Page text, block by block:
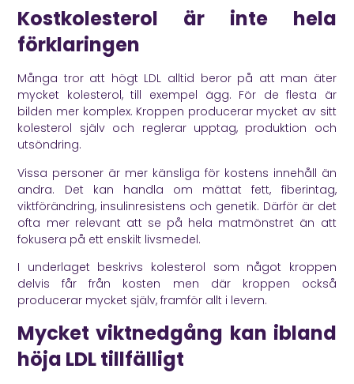
Kostkolesterol är inte hela
förklaringen
Många tror att högt LDL alltid beror på att man äter
mycket kolesterol, till exempel ägg. För de flesta är
bilden mer komplex. Kroppen producerar mycket av sitt
kolesterol själv och reglerar upptag, produktion och
utsöndring.
Vissa personer är mer känsliga för kostens innehåll än
andra. Det kan handla om mättat fett, fiberintag,
viktförändring, insulinresistens och genetik. Därför är det
ofta mer relevant att se på hela matmönstret än att
fokusera på ett enskilt livsmedel.
I underlaget beskrivs kolesterol som något kroppen
delvis får från kosten men där kroppen också
producerar mycket själv, framför allt i levern.
Mycket viktnedgång kan ibland
höja LDL tillfälligt